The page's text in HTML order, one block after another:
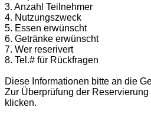
3. Anzahl Teilnehmer
4. Nutzungszweck
5. Essen erwünscht
6. Getränke erwünscht
7. Wer reserivert
8. Tel.# für Rückfragen
Diese Informationen bitte an die
Zur Überprüfung der
klicken.